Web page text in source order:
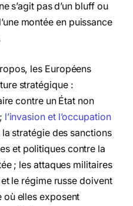
s’agit pas d’un bluff ou
montée en puissance
les Européens
stratégique :
contre un État non
l’invasion et l’occupation
stratégie des sanctions
et politiques contre la
; les attaques militaires
le régime russe doivent
où elles exposent